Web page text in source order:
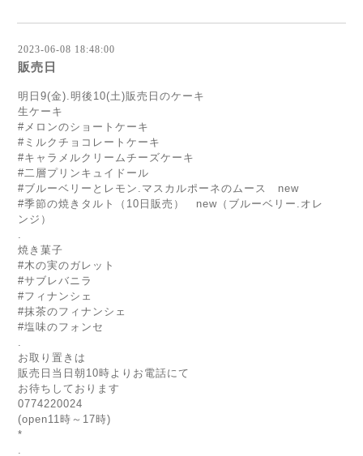
2023-06-08 18:48:00
販売日
明日9(金).明後10(土)販売日のケーキ
生ケーキ
#メロンのショートケーキ
#ミルクチョコレートケーキ
#キャラメルクリームチーズケーキ
#二層プリンキュイドール
#ブルーベリーとレモン.マスカルポーネのムース new
#季節の焼きタルト（10日販売） new（ブルーベリー.オレ
ンジ）
焼き菓子
#木の実のガレット
#サブレバニラ
#フィナンシェ
#抹茶のフィナンシェ
#塩味のフォンセ
お取り置きは
販売日当日朝10時よりお電話にて
お待ちしております
0774220024
(open11時～17時)
*